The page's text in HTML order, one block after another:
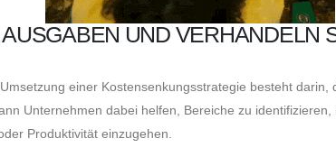
UND VERHANDELN
einer Kostensenkungsstrategie besteht darin,
Unternehmen dabei helfen, Bereiche zu identifizieren,
Produktivität einzugehen.